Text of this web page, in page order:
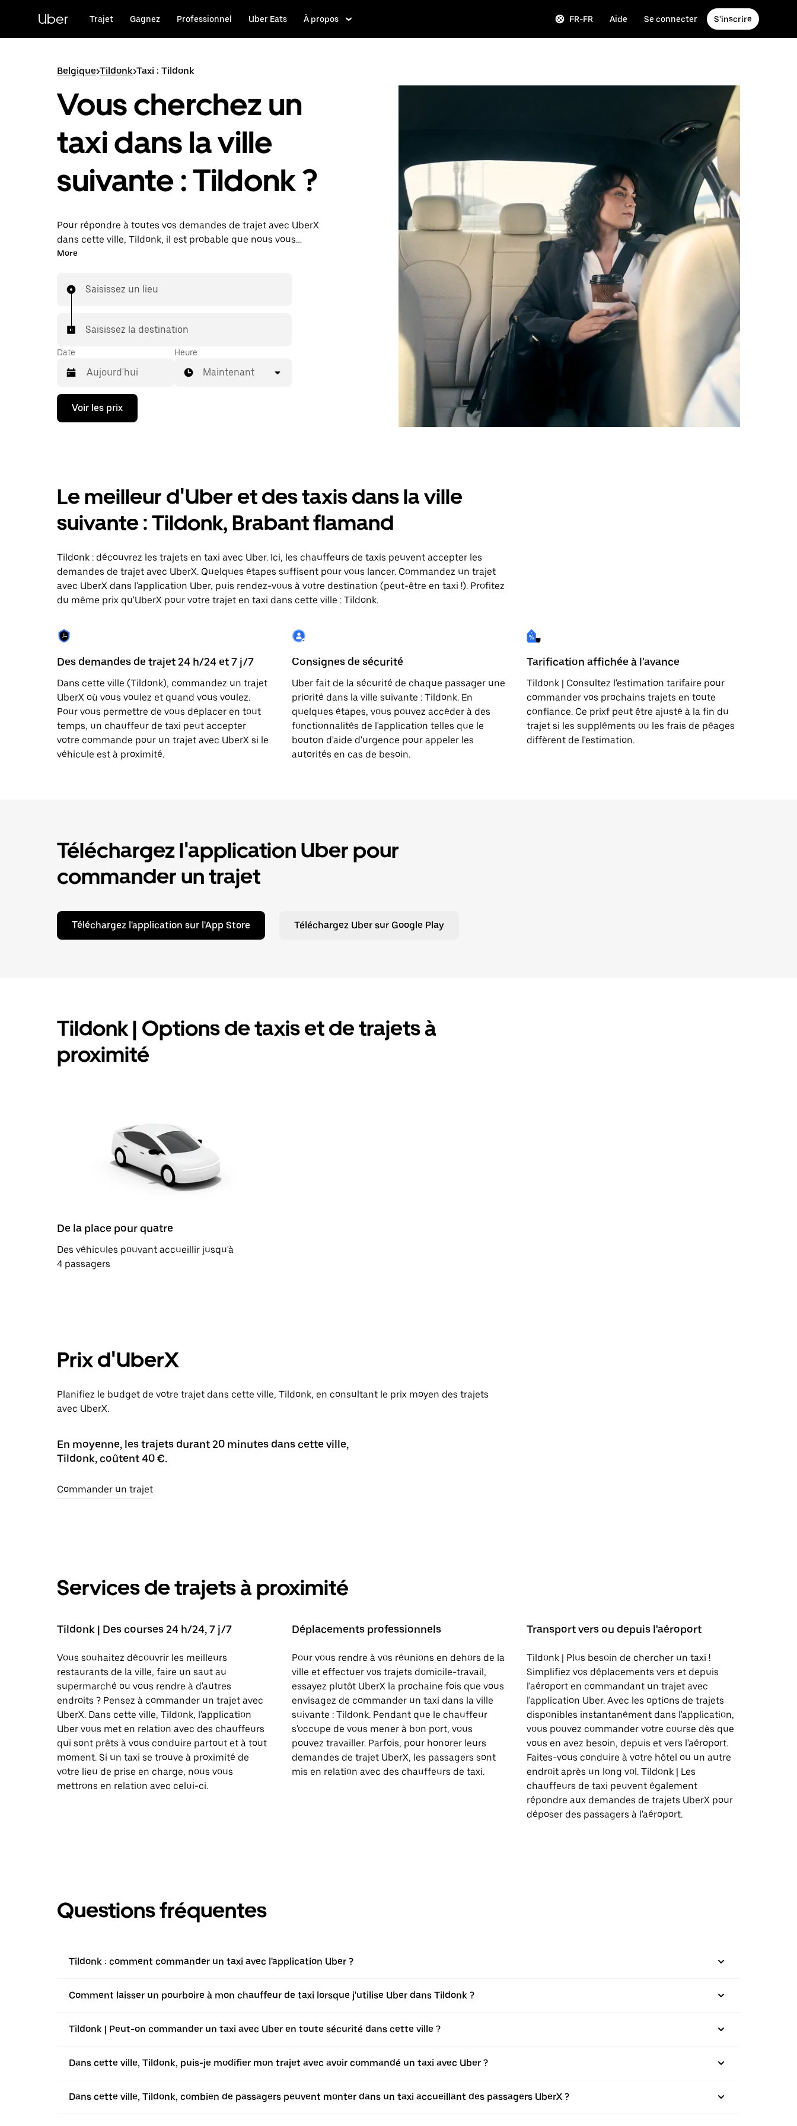
principal
Uber Trajet Gagnez Professionnel Uber Eats À propos FR-FR Aide Se connecter S'inscrire
Belgique>Tildonk>Taxi : Tildonk
Vous cherchez un
taxi dans la ville
suivante : Tildonk ?
Pour répondre à toutes vos demandes de trajet avec UberX
dans cette ville, Tildonk, il est probable que nous vous
mettions en relation avec un chauffeur de taxi. Le cas
mêmes prix abordables et de la même disponibilité
(24 h/24 et 7/j) qu'avec UberX.
More
Saisissez un lieu
Saisissez la destination
Date
Appuyez
la
et
sélectionner
Appuyez
sur
la
Échap
le
Heure
Maintenant
Voir les prix
Le meilleur d'Uber et des taxis dans la ville
suivante : Tildonk, Brabant flamand
Tildonk : découvrez les trajets en taxi avec Uber. Ici, les chauffeurs de taxis peuvent accepter les
demandes de trajet avec UberX. Quelques étapes suffisent pour vous lancer. Commandez un trajet
avec UberX dans l'application Uber, puis rendez-vous à votre destination (peut-être en taxi !). Profitez
du même prix qu'UberX pour votre trajet en taxi dans cette ville : Tildonk.
Des demandes de trajet 24 h/24 et 7 j/7
Dans cette ville (Tildonk), commandez un trajet
UberX où vous voulez et quand vous voulez.
Pour vous permettre de vous déplacer en tout
temps, un chauffeur de taxi peut accepter
votre commande pour un trajet avec UberX si le
véhicule est à proximité.
Consignes de sécurité
Uber fait de la sécurité de chaque passager une
priorité dans la ville suivante : Tildonk. En
quelques étapes, vous pouvez accéder à des
fonctionnalités de l'application telles que le
bouton d'aide d'urgence pour appeler les
autorités en cas de besoin.
Tarification affichée à l'avance
Tildonk | Consultez l'estimation tarifaire pour
commander vos prochains trajets en toute
confiance. Ce prixf peut être ajusté à la fin du
trajet si les suppléments ou les frais de péages
diffèrent de l'estimation.
Téléchargez l'application Uber pour
commander un trajet
Téléchargez l'application sur l'App Store Téléchargez Uber sur Google Play
Tildonk | Options de taxis et de trajets à
proximité
De la place pour quatre
Des véhicules pouvant accueillir jusqu'à
4 passagers
Prix d'UberX
Planifiez le budget de votre trajet dans cette ville, Tildonk, en consultant le prix moyen des trajets
avec UberX.
En moyenne, les trajets durant 20 minutes dans cette ville,
Tildonk, coûtent 40 €.
Commander un trajet
Services de trajets à proximité
Tildonk | Des courses 24 h/24, 7 j/7
Vous souhaitez découvrir les meilleurs
restaurants de la ville, faire un saut au
supermarché ou vous rendre à d'autres
endroits ? Pensez à commander un trajet avec
UberX. Dans cette ville, Tildonk, l'application
Uber vous met en relation avec des chauffeurs
qui sont prêts à vous conduire partout et à tout
moment. Si un taxi se trouve à proximité de
votre lieu de prise en charge, nous vous
mettrons en relation avec celui-ci.
Déplacements professionnels
Pour vous rendre à vos réunions en dehors de la
ville et effectuer vos trajets domicile-travail,
essayez plutôt UberX la prochaine fois que vous
envisagez de commander un taxi dans la ville
suivante : Tildonk. Pendant que le chauffeur
s'occupe de vous mener à bon port, vous
pouvez travailler. Parfois, pour honorer leurs
demandes de trajet UberX, les passagers sont
mis en relation avec des chauffeurs de taxi.
Transport vers ou depuis l'aéroport
Tildonk | Plus besoin de chercher un taxi !
Simplifiez vos déplacements vers et depuis
l'aéroport en commandant un trajet avec
l'application Uber. Avec les options de trajets
disponibles instantanément dans l'application,
vous pouvez commander votre course dès que
vous en avez besoin, depuis et vers l'aéroport.
Faites-vous conduire à votre hôtel ou un autre
endroit après un long vol. Tildonk | Les
chauffeurs de taxi peuvent également
répondre aux demandes de trajets UberX pour
déposer des passagers à l'aéroport.
Questions fréquentes
Tildonk : comment commander un taxi avec l'application Uber ?
Comment laisser un pourboire à mon chauffeur de taxi lorsque j'utilise Uber dans Tildonk ?
Tildonk | Peut-on commander un taxi avec Uber en toute sécurité dans cette ville ?
Dans cette ville, Tildonk, puis-je modifier mon trajet avec avoir commandé un taxi avec Uber ?
Dans cette ville, Tildonk, combien de passagers peuvent monter dans un taxi accueillant des passagers UberX ?